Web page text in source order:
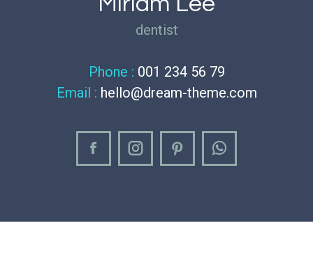
dentist
Phone : 001 234 56 79
Email : hello@dream-theme.com
FacebookInstagramPinterestWhatsapp